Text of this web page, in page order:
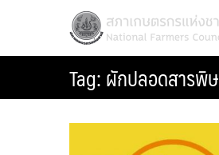
สภาเกษตรกรแห่งชาติ
National Farmers Council
Tag:ผักปลอดสารพิษ